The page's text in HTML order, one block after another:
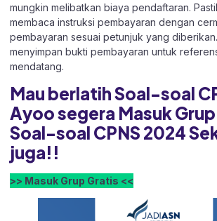
mungkin melibatkan biaya pendaftaran.
membaca instruksi pembayaran dengan
pembayaran sesuai petunjuk yang
menyimpan bukti pembayaran untuk
mendatang.
Mau berlatih Soal-soal
Ayoo segera Masuk
Soal-soal CPNS 2024
juga!!
>> Masuk Grup Gratis <<